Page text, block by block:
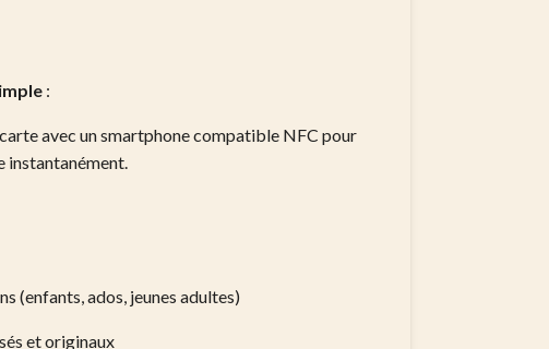
:
avec un smartphone compatible NFC pour
instantanément.
(enfants, ados, jeunes adultes)
et originaux